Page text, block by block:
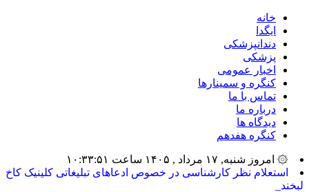
خانه
ایگدا
دندانپزشکی
پزشکی
اخبار عمومی
کنگره و سمینارها
تماس با ما
درباره ما
دیدگاه ها
کنگره هفدهم
۞ امروز شنبه, ۱۷ مرداد , ۱۴۰۵ ساعت ۱۰:۳۳:۵۱
استعلام نظر کارشناسی در خصوص ادعاهای تبلیغاتی کلینیک کاخ
لبخند_